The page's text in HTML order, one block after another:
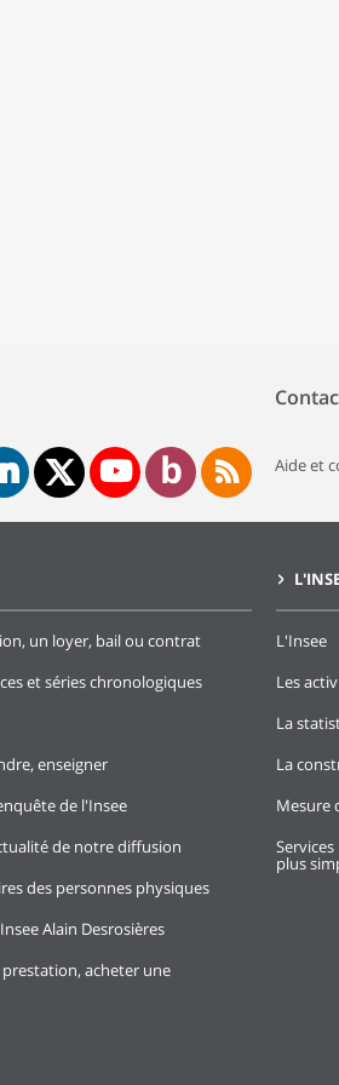
Aide et
un loyer, bail ou contrat
et séries chronologiques
enseigner
de l'Insee
de notre diffusion
des personnes physiques
Alain Desrosières
acheter une
L'Insee
Les
La
La
Mesure
plus